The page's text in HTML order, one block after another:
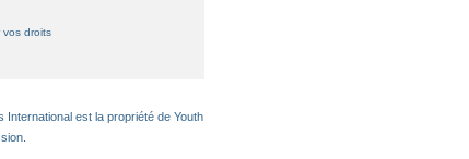
droits
International est la propriété de Youth